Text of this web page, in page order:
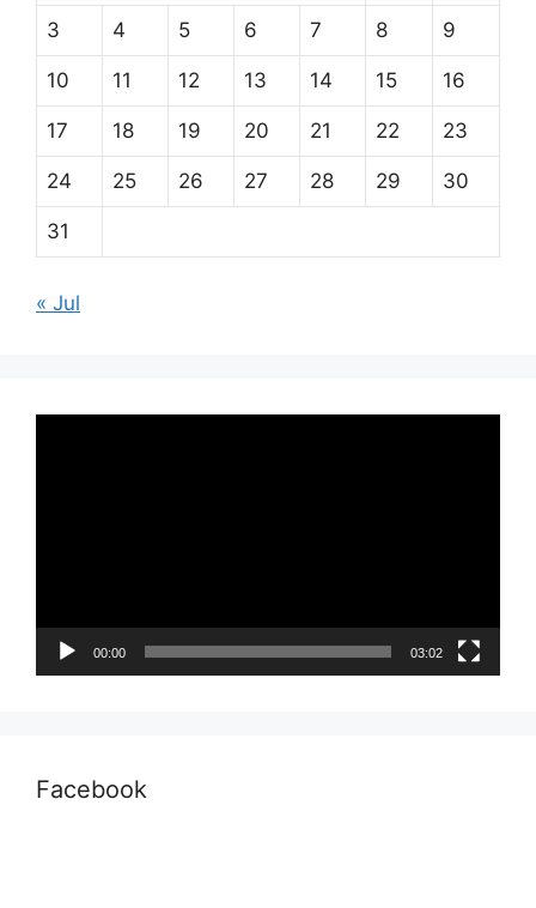
3 4 5 6 7 8 9
10 11 12 13 14 15 16
17 18 19 20 21 22 23
24 25 26 27 28 29 30
31
« Jul
00:00 03:02
Facebook